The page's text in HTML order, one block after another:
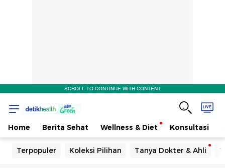
SCROLL TO CONTINUE WITH CONTENT
Home Berita Sehat Wellness & Diet Konsultasi
Terpopuler Koleksi Pilihan Tanya Dokter & Ahli